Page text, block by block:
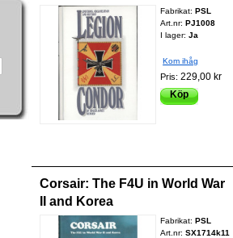
Fabrikat:PSL
Art.nr:PJ1008
I lager: Ja
Kom ihåg
Pris:229,00 kr
Köp
Corsair: The F4U in World War
II and Korea
Fabrikat:PSL
Art.nr:SX1714k11